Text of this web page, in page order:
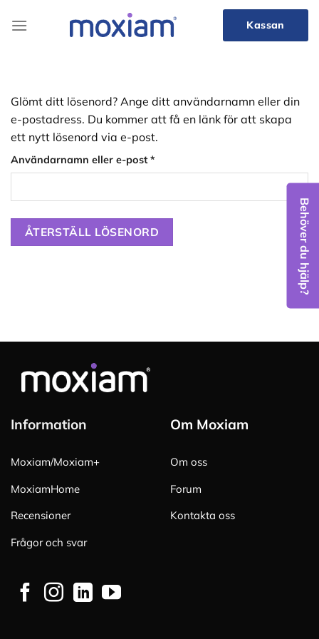
Behöver du hjälp?
Kassan
Glömt ditt lösenord? Ange ditt användarnamn eller din
e-postadress. Du kommer att få en länk för att skapa
ett nytt lösenord via e-post.
Användarnamn eller e-post*
ÅTERSTÄLL LÖSENORD
Information
Moxiam/Moxiam+
MoxiamHome
Recensioner
Frågor och svar
Om Moxiam
Om oss
Forum
Kontakta oss